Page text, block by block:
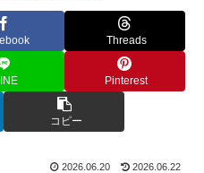
Threads
Pinterest
コピー
2026.06.20 2026.06.22